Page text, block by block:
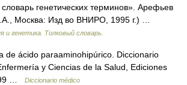
словарь генетических терминов». Арефьев
Москва: Изд во ВНИРО, 1995 г.) …
и генетика. Толковый словарь.
de ácido paraaminohipúrico. Diccionario
y Ciencias de la Salud, Ediciones
…
Diccionario médico